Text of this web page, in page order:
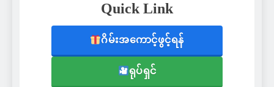
Quick Link
ဂိမ်းအကောင့်ဖွင့်ရန်
ရုပ်ရှင်